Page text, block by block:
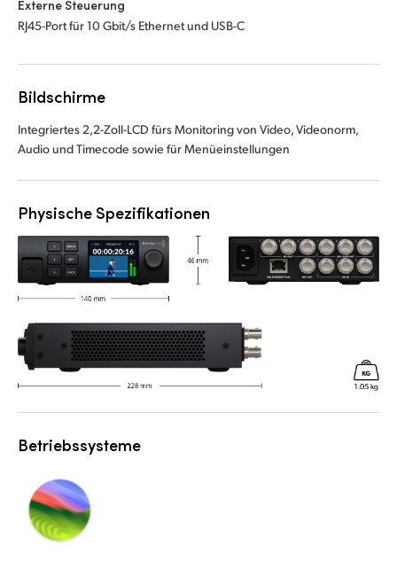
Externe Steuerung
RJ45-Port für 10 Gbit/s Ethernet und USB-C
Bildschirme
Integriertes 2,2-Zoll-LCD fürs Monitoring von Video, Videonorm,
Audio und Timecode sowie für Menüeinstellungen
Physische Spezifikationen
Betriebssysteme